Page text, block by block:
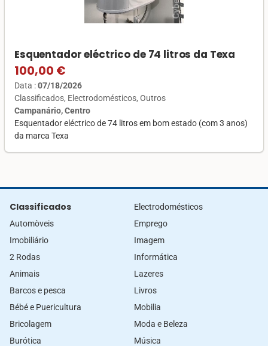
Esquentador eléctrico de 74 litros da Texa
100,00 €
Data :07/18/2026
Classificados Electrodomésticos Outros
Campanário, Centro
Esquentador eléctrico de 74 litros em bom estado (com 3 anos)
da marca Texa
Classificados
Automòveis
Imobiliário
2 Rodas
Animais
Barcos e pesca
Bébé e Puericultura
Bricolagem
Burótica
Electrodomésticos
Emprego
Imagem
Informática
Lazeres
Livros
Mobilia
Moda e Beleza
Música